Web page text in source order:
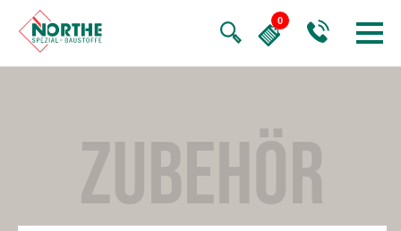
ZUBEHÖR